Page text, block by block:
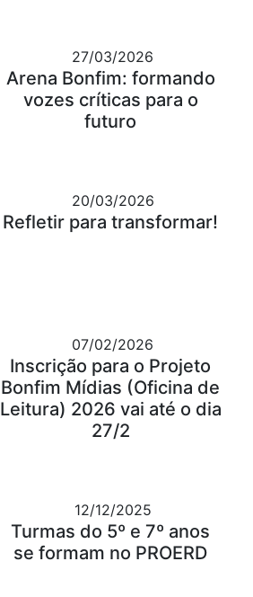
27/03/2026
Arena Bonfim: formando
vozes críticas para o
futuro
20/03/2026
Refletir para transformar!
07/02/2026
Inscrição para o Projeto
Bonfim Mídias (Oficina de
Leitura) 2026 vai até o dia
27/2
12/12/2025
Turmas do 5º e 7º anos
se formam no PROERD